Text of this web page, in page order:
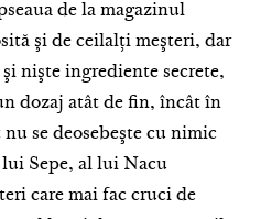
de la magazinul
şi de ceilalţi meşteri, dar
nişte ingrediente secrete,
dozaj atât de fin, încât în
se deosebeşte cu nimic
Sepe, al lui Nacu
care mai fac cruci de